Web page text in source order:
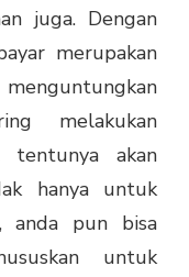
juga. Dengan
merupakan
menguntungkan
melakukan
tentunya akan
hanya untuk
anda pun bisa
untuk